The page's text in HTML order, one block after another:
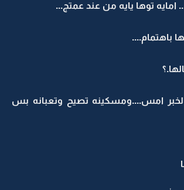
امايه توها يايه من عند عمتج...
باهتمام....
امس....ومسكينه تصيح وتعبانه بس